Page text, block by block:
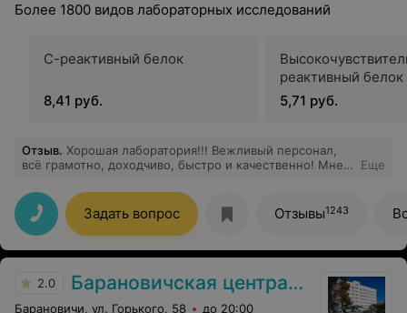
Более 1800 видов лабораторных исследований
С-реактивный белок
8,41 руб.
реактивный белок
5,71 руб.
Отзыв. Хорошая лаборатория!!! Вежливый персонал,
всё грамотно, доходчиво, быстро и качественно! Мне
сюда!
Еще
Задать вопрос Отзывы1243
2.0 Барановичская центральная поликлиника
Барановичи, ул. Горького, 58 до 20:00